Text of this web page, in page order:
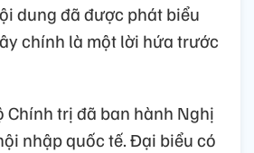
dung đã được phát biểu
chính là một lời hứa trước
Chính trị đã ban hành Nghị
nhập quốc tế. Đại biểu có